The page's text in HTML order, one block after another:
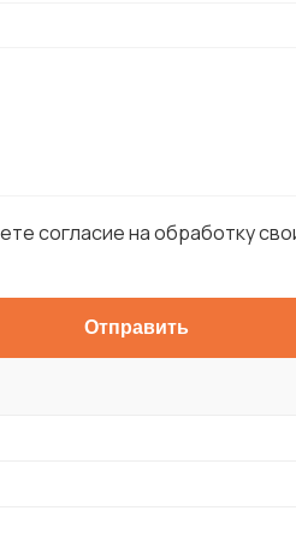
согласие на обработку